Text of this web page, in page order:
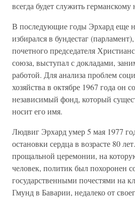
всегда будет служить германскому
В последующие годы Эрхард еще
избирался в бундестаг
почетного председателя
союза, выступал с докладами,
работой. Для анализа проблем
хозяйства в октябре 1967 года он
независимый фонд, который
носит его имя.
Людвиг Эрхард умер 5 мая 1977
остановки сердца в возрасте 80
прощальной церемонии, на
человек, политик был похоронен
государственными почестями на
Гмунд в Баварии, недалеко от